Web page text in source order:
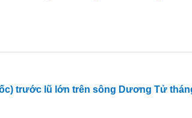
trước lũ lớn trên sông Dương Tử